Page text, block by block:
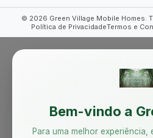
© 2026 Green Village Mobile Homes.
Política de PrivacidadeTermos e
Bem-vindo a
Para uma melhor